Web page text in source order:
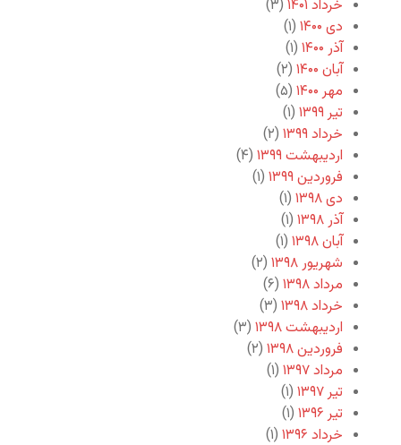
خرداد ۱۴۰۱
(۳)
دی ۱۴۰۰
(۱)
آذر ۱۴۰۰
(۱)
آبان ۱۴۰۰
(۲)
مهر ۱۴۰۰
(۵)
تیر ۱۳۹۹
(۱)
خرداد ۱۳۹۹
(۲)
اردیبهشت ۱۳۹۹
(۴)
فروردین ۱۳۹۹
(۱)
دی ۱۳۹۸
(۱)
آذر ۱۳۹۸
(۱)
آبان ۱۳۹۸
(۱)
شهریور ۱۳۹۸
(۲)
مرداد ۱۳۹۸
(۶)
خرداد ۱۳۹۸
(۳)
اردیبهشت ۱۳۹۸
(۳)
فروردین ۱۳۹۸
(۲)
مرداد ۱۳۹۷
(۱)
تیر ۱۳۹۷
(۱)
تیر ۱۳۹۶
(۱)
خرداد ۱۳۹۶
(۱)